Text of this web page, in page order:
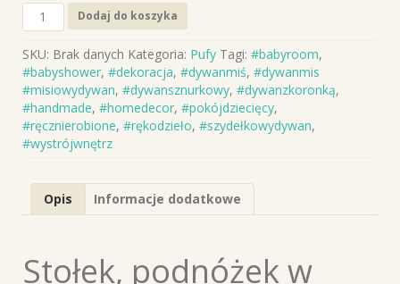
ilość
Stołek,
podnóżek
w
kształcie
mordki
misia
Dodaj do koszyka
SKU: Brak danych Kategoria: Pufy Tagi: #babyroom,
#babyshower, #dekoracja, #dywanmiś, #dywanmis
#misiowydywan, #dywansznurkowy, #dywanzkoronką,
#handmade, #homedecor, #pokójdziecięcy,
#ręcznierobione, #rękodzieło, #szydełkowydywan,
#wystrójwnętrz
Opis Informacje dodatkowe
Stołek, podnóżek w